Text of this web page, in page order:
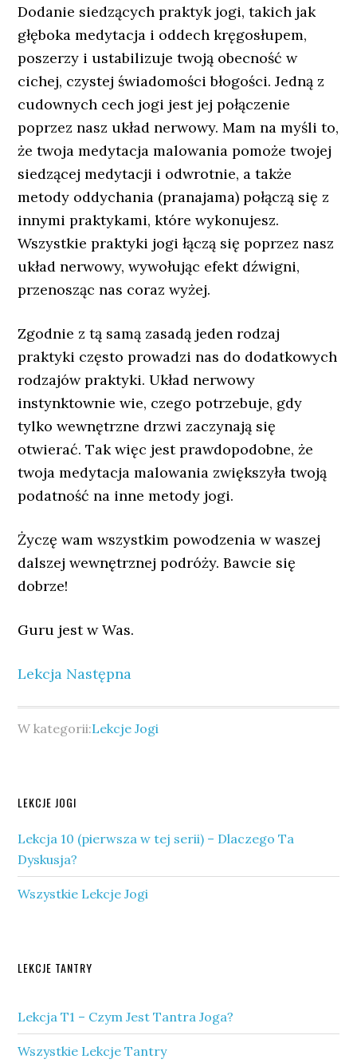
Dodanie siedzących praktyk jogi, takich jak
głęboka medytacja i oddech kręgosłupem,
poszerzy i ustabilizuje twoją obecność w
cichej, czystej świadomości błogości. Jedną z
cudownych cech jogi jest jej połączenie
poprzez nasz układ nerwowy. Mam na myśli to,
że twoja medytacja malowania pomoże twojej
siedzącej medytacji i odwrotnie, a także
metody oddychania (pranajama) połączą się z
innymi praktykami, które wykonujesz.
Wszystkie praktyki jogi łączą się poprzez nasz
układ nerwowy, wywołując efekt dźwigni,
przenosząc nas coraz wyżej.
Zgodnie z tą samą zasadą jeden rodzaj
praktyki często prowadzi nas do dodatkowych
rodzajów praktyki. Układ nerwowy
instynktownie wie, czego potrzebuje, gdy
tylko wewnętrzne drzwi zaczynają się
otwierać. Tak więc jest prawdopodobne, że
twoja medytacja malowania zwiększyła twoją
podatność na inne metody jogi.
Życzę wam wszystkim powodzenia w waszej
dalszej wewnętrznej podróży. Bawcie się
dobrze!
Guru jest w Was.
Lekcja Następna
W kategorii:Lekcje Jogi
Pierwszy
panel
boczny
LEKCJE JOGI
Lekcja 10 (pierwsza w tej serii) – Dlaczego Ta
Dyskusja?
Wszystkie Lekcje Jogi
Drugi
panel
boczny
LEKCJE TANTRY
Lekcja T1 – Czym Jest Tantra Joga?
Wszystkie Lekcje Tantry